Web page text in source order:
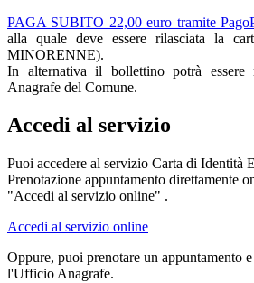
PAGA SUBITO 22,00 euro tramite
alla quale deve essere rilasciata la
MINORENNE).
In alternativa il bollettino potrà essere
Anagrafe del Comune.
Accedi al servizio
Puoi accedere al servizio Carta di Identità
Prenotazione appuntamento direttamente
"Accedi al servizio online" .
Accedi al servizio online
Oppure, puoi prenotare un appuntamento
l'Ufficio Anagrafe.